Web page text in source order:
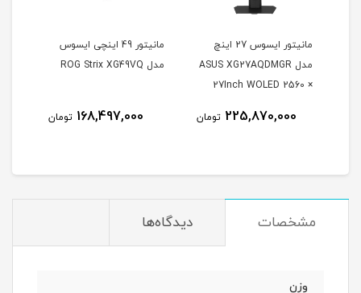
مانیتور ایسوس 27 اینچ
مدل ASUS XG27AQDMGR
27Inch WOLED 2560 ×
250Nits Matte ROG OLED
225,870,000 تومان
مانیتور 49 اینچی ایسوس
مدل ROG Strix XG49VQ
168,497,000 تومان
مشخصات دیدگاه‌ها
وزن